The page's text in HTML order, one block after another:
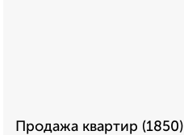
Продажа квартир (1850)